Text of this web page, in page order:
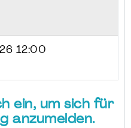
12:00
ein, um sich für
anzumelden.